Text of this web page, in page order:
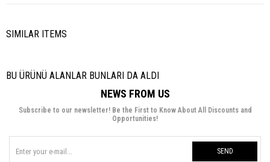
SIMILAR ITEMS
BU ÜRÜNÜ ALANLAR BUNLARI DA ALDI
NEWS FROM US
Subscribe to our newsletter! Be the First to Know About All Discounts and
Opportunities!
SEND